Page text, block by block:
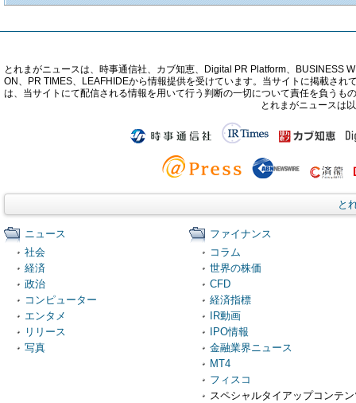
とれまがニュースは、時事通信社、カブ知恵、Digital PR Platform、BUSINESS
ON、PR TIMES、LEAFHIDEから情報提供を受けています。当サイトに掲載さ
は、当サイトにて配信される情報を用いて行う判断の一切について責任を負うも
とれまがニュースは
と
ニュース
社会
経済
政治
コンピューター
エンタメ
リリース
写真
ファイナンス
コラム
世界の株価
CFD
経済指標
IR動画
IPO情報
金融業界ニュース
MT4
フィスコ
スペシャルタイアップコンテ